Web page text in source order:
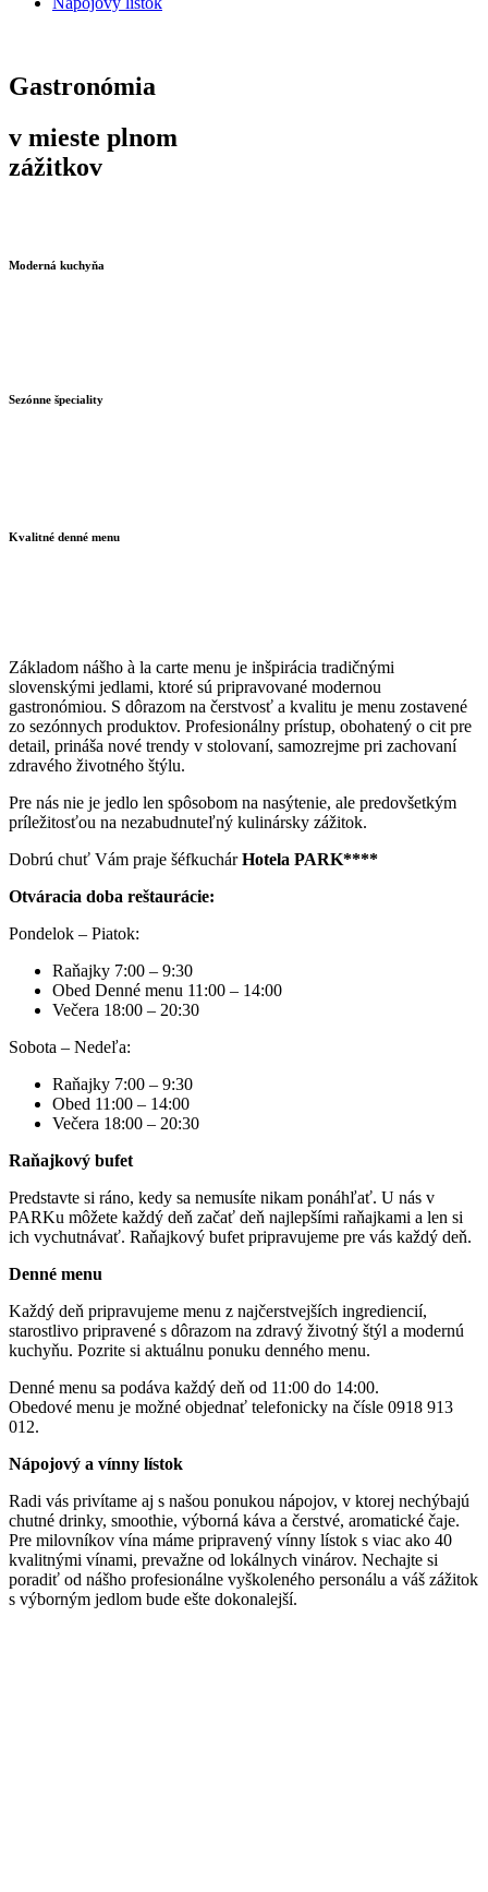
Gastronómia
v mieste plnom
zážitkov
Moderná kuchyňa
Sezónne špeciality
Kvalitné denné menu
Základom nášho à la carte menu je inšpirácia tradičnými
slovenskými jedlami, ktoré sú pripravované modernou
gastronómiou. S dôrazom na čerstvosť a kvalitu je menu zostavené
zo sezónnych produktov. Profesionálny prístup, obohatený o cit pre
detail, prináša nové trendy v stolovaní, samozrejme pri zachovaní
zdravého životného štýlu.
Pre nás nie je jedlo len spôsobom na nasýtenie, ale predovšetkým
príležitosťou na nezabudnuteľný kulinársky zážitok.
Dobrú chuť Vám praje šéfkuchárHotela PARK****
Otváracia doba reštaurácie:
Pondelok – Piatok:
Raňajky 7:00 – 9:30
Obed Denné menu 11:00 – 14:00
Večera 18:00 – 20:30
Sobota – Nedeľa:
Raňajky 7:00 – 9:30
Obed 11:00 – 14:00
Večera 18:00 – 20:30
Raňajkový bufet
Predstavte si ráno, kedy sa nemusíte nikam ponáhľať. U nás v
PARKu môžete každý deň začať deň najlepšími raňajkami a len si
ich vychutnávať. Raňajkový bufet pripravujeme pre vás každý deň.
Denné menu
Každý deň pripravujeme menu z najčerstvejších ingrediencií,
starostlivo pripravené s dôrazom na zdravý životný štýl a modernú
kuchyňu. Pozrite si aktuálnu ponuku denného menu.
Denné menu sa podáva každý deň od 11:00 do 14:00.
Obedové menu je možné objednať telefonicky na čísle 0918 913
012.
Nápojový a vínny lístok
Radi vás privítame aj s našou ponukou nápojov, v ktorej nechýbajú
chutné drinky, smoothie, výborná káva a čerstvé, aromatické čaje.
Pre milovníkov vína máme pripravený vínny lístok s viac ako 40
kvalitnými vínami, prevažne od lokálnych vinárov. Nechajte si
poradiť od nášho profesionálne vyškoleného personálu a váš zážitok
s výborným jedlom bude ešte dokonalejší.